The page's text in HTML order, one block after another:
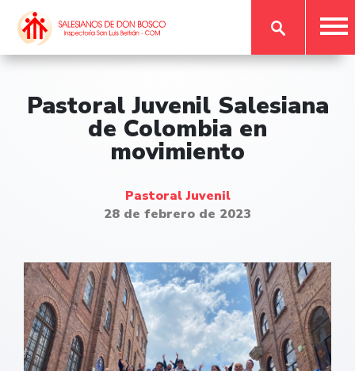
Pastoral Juvenil Salesiana
de Colombia en
movimiento
Pastoral Juvenil
28 de febrero de 2023